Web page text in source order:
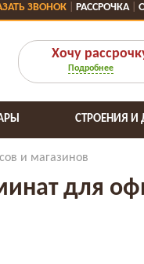
ЗВОНОК РАССРОЧКА
Хочу
Подробнее
СТРОЕНИЯ И
и магазинов
для